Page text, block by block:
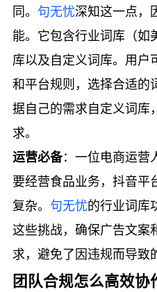
同。 句无忧深知这一点，
能。它包含行业词库（如
库以及自定义词库。用户
和平台规则，选择合适的
据自己的需求自定义词库
求。
运营必备：一位电商运营
要经营食品业务，抖音平
复杂。 句无忧的行业词库
这些挑战，确保广告文案
求，避免了因违规而导致
团队合规怎么高效协